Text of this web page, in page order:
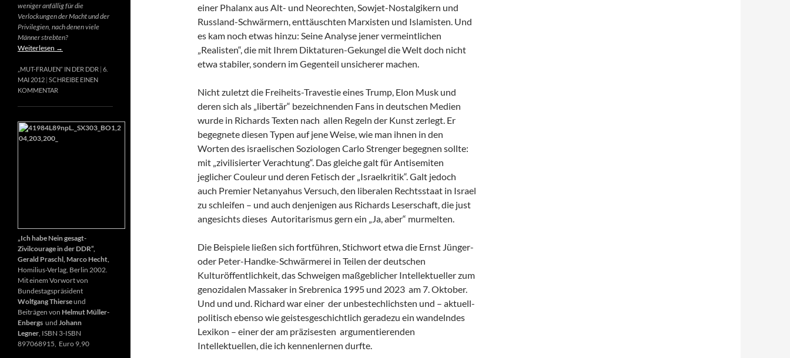
einer Phalanx aus Alt- und Neorechten, Sowjet-Nostalgikern und
Russland-Schwärmern, enttäuschten Marxisten und Islamisten. Und
es kam noch etwas hinzu: Seine Analyse jener vermeintlichen
„Realisten“, die mit Ihrem Diktaturen-Gekungel die Welt doch nicht
etwa stabiler, sondern im Gegenteil unsicherer machen.
Nicht zuletzt die Freiheits-Travestie eines Trump, Elon Musk und
deren sich als „libertär“ bezeichnenden Fans in deutschen Medien
wurde in Richards Texten nach allen Regeln der Kunst zerlegt. Er
begegnete diesen Typen auf jene Weise, wie man ihnen in den
Worten des israelischen Soziologen Carlo Strenger begegnen sollte:
mit „zivilisierter Verachtung“. Das gleiche galt für Antisemiten
jeglicher Couleur und deren Fetisch der „Israelkritik“. Galt jedoch
auch Premier Netanyahus Versuch, den liberalen Rechtsstaat in Israel
zu schleifen – und auch denjenigen aus Richards Leserschaft, die just
angesichts dieses Autoritarismus gern ein „Ja, aber“ murmelten.
Die Beispiele ließen sich fortführen, Stichwort etwa die Ernst Jünger-
oder Peter-Handke-Schwärmerei in Teilen der deutschen
Kulturöffentlichkeit, das Schweigen maßgeblicher Intellektueller zum
genozidalen Massaker in Srebrenica 1995 und 2023 am 7. Oktober.
Und und und. Richard war einer der unbestechlichsten und – aktuell-
politisch ebenso wie geistesgeschichtlich geradezu ein wandelndes
Lexikon – einer der am präzisesten argumentierenden
Intellektuellen, die ich kennenlernen durfte.
weniger anfällig für die
Verlockungen der Macht und der
Privilegien, nach denen viele
Männer strebten?
Weiterlesen →
„MUT-FRAUEN“ IN DER DDR 6.
MAI 2012 SCHREIBE EINEN
KOMMENTAR
„Ich habe Nein gesagt-
Zivilcourage in der DDR“,
Gerald Praschl, Marco Hecht,
Homilius-Verlag, Berlin 2002.
Mit einem Vorwort von
Bundestagspräsident
Wolfgang Thierseund
Beiträgen von Helmut Müller-
Enbergs und Johann
Legner , ISBN 3-ISBN
897068915, Euro 9,90